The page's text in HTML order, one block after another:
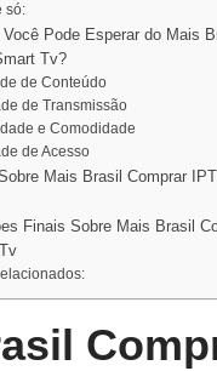
só:
Pode Esperar do Mais
Tv?
de Conteúdo
de Transmissão
e Comodidade
de Acesso
Mais Brasil Comprar
Finais Sobre Mais Brasil